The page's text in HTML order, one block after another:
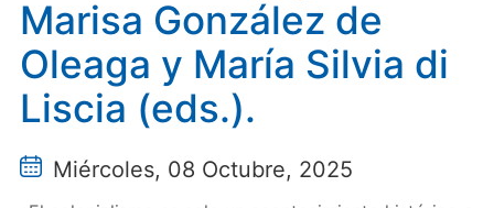
Marisa González de
Oleaga y María Silvia di
Liscia (eds.).
Miércoles, 08 Octubre, 2025